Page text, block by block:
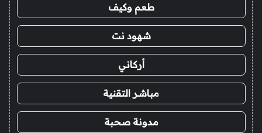
طعم وكيف
شهود نت
أركاني
مباشر التقنية
مدونة صحبة